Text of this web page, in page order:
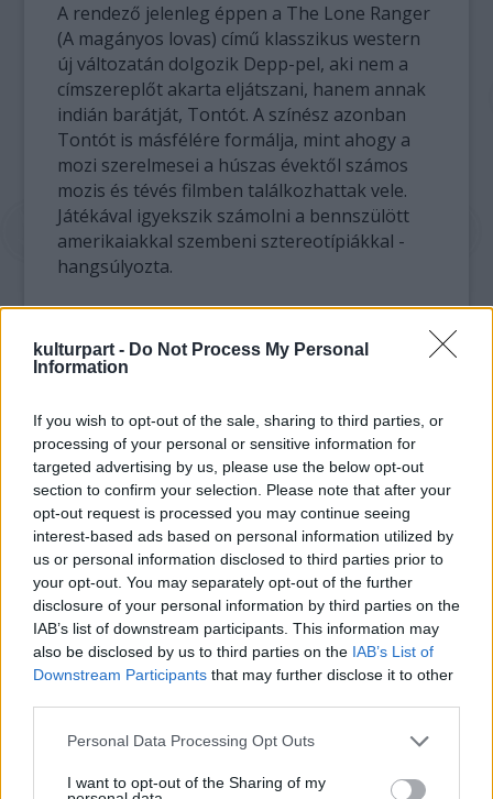
kulturpart - Do Not Process My Personal
Information
If you wish to opt-out of the sale, sharing to third parties, or
processing of your personal or sensitive information for
targeted advertising by us, please use the below opt-out
section to confirm your selection. Please note that after your
opt-out request is processed you may continue seeing
interest-based ads based on personal information utilized by
us or personal information disclosed to third parties prior to
your opt-out. You may separately opt-out of the further
disclosure of your personal information by third parties on the
IAB’s list of downstream participants. This information may
also be disclosed by us to third parties on the IAB’s List of
Downstream Participants that may further disclose it to other
Please note that this website/app uses one or more Google
not limited to your visit or usage behaviour. You may click to
Personal Data Processing Opt Outs
I want to opt-out of the Sharing of my
A rendező jelenleg éppen a The Lone Ranger
(A magányos lovas) című klasszikus western
új változatán dolgozik Depp-pel, aki nem a
címszereplőt akarta eljátszani, hanem annak
indián barátját, Tontót. A színész azonban
Tontót is másfélére formálja, mint ahogy a
mozi szerelmesei a húszas évektől számos
mozis és tévés filmben találkozhattak vele.
Játékával igyekszik számolni a bennszülött
amerikaiakkal szembeni sztereotípiákkal -
hangsúlyozta.
Nyilvánvaló, hogy a Coen testvérek A
félszemű című, két Oscarra is jelölt filmje
ugyancsak közrejátszott abban, hogy új
amerikai álomgyárban.
Habár A félszemű szintén egy korábbi, 1969-
ben készült filmhez köthető, a
címazonosságon kívül nincs sok köze
egymáshoz a két alkotásnak. "Már évekkel
ezelőtt beszélgettünk a Coen testvérekkel
arról, hogy jó volna westernt csinálni, de A
félszemű furcsa választásnak tűnt. Ők
azonban azt mondták: nem az eredeti
feldolgozására készülnek, hanem egy
A félszemű csaknem 200 millió dolláros